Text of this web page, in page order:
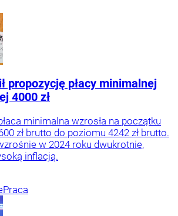
propozycję płacy minimalnej
4000 zł
minimalna wzrosła na początku
zł brutto do poziomu 4242 zł brutto.
w 2024 roku dwukrotnie,
inflacją.
Praca